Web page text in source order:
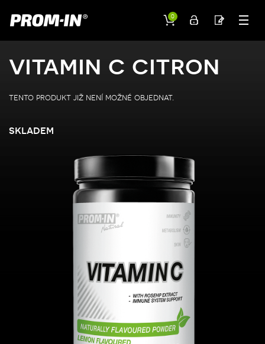
0
vitamin c citron
tento produkt již není možné objednat.
skladem